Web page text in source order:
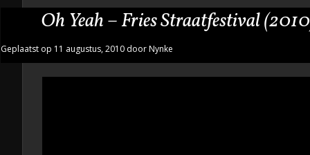
Oh Yeah – Fries Straatfestival
Geplaatst op 11 augustus, 2010 door Nynke